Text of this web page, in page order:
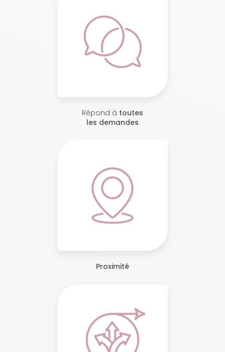
Répond à toutes
les demandes
Proximité